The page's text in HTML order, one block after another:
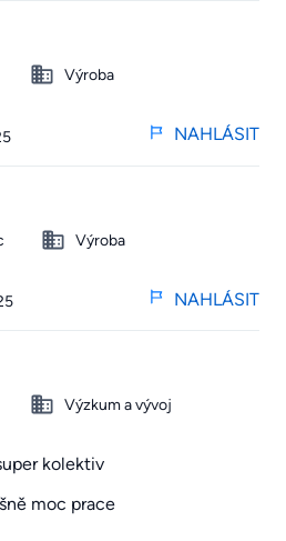
Výroba
NAHLÁSIT
Výroba
NAHLÁSIT
Výzkum a vývoj
kolektiv
moc prace